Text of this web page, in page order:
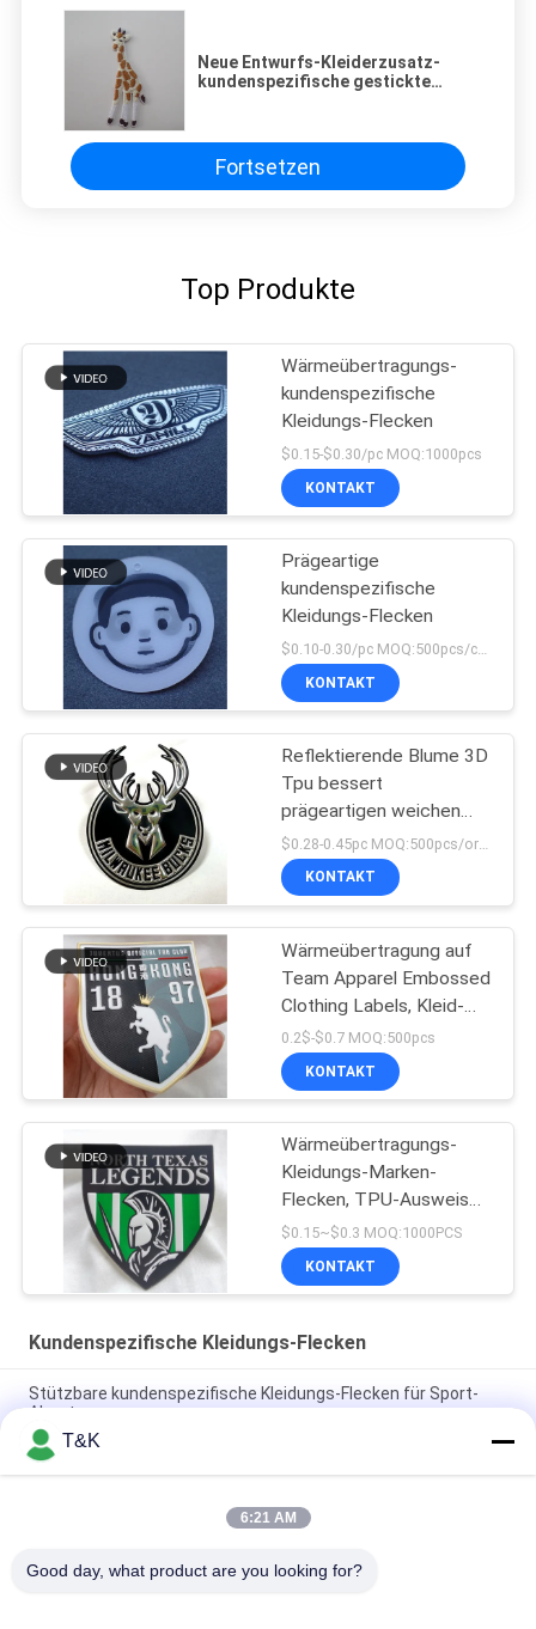
Neue Entwurfs-Kleiderzusatz-
kundenspezifische gestickte
Fortsetzen
Top Produkte
Wärmeübertragungs-
kundenspezifische
Kleidungs-Flecken
$0.15-$0.30/pc MOQ:1000pcs
KONTAKT
Prägeartige
kundenspezifische
Kleidungs-Flecken
KONTAKT
Reflektierende Blume 3D
Tpu bessert
prägeartigen weichen
Applikations-
Hochfrequenzausweis
aus
KONTAKT
Wärmeübertragung auf
Team Apparel Embossed
Clothing Labels, Kleid-
Tpu-Ausweis
0.2$-$0.7 MOQ:500pcs
KONTAKT
Wärmeübertragungs-
Kleidungs-Marken-
Flecken, TPU-Ausweis
für Team Apparel
$0.15~$0.3 MOQ:1000PCS
KONTAKT
Kundenspezifische Kleidungs-Flecken
Stützbare kundenspezifische Kleidungs-Flecken für Sport-
Abnutzung
Druck Flecken Haupt-Logo For Famous Brand der Logo
Wärmeübertragungs-TPU
Dauerhafte Einspritzung 3D druckte kundenspezifische
T&K
6:21 AM
Good day, what product are you looking for?